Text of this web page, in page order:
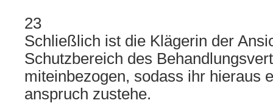
23
Schließlich ist die Klägerin der
Schutzbereich des
miteinbezogen, sodass ihr hieraus
anspruch zustehe.